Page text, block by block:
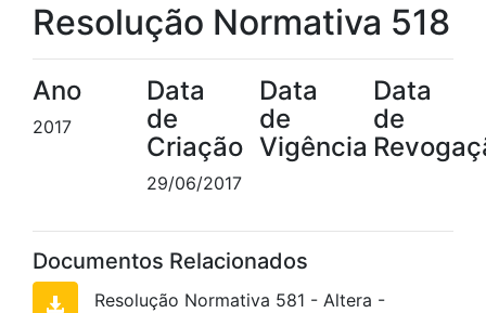
Resolução Normativa 518
Ano
2017
Data
de
Criação
29/06/2017
Data
de
Vigência
Data
de
Documentos Relacionados
Resolução Normativa 581 - Altera -